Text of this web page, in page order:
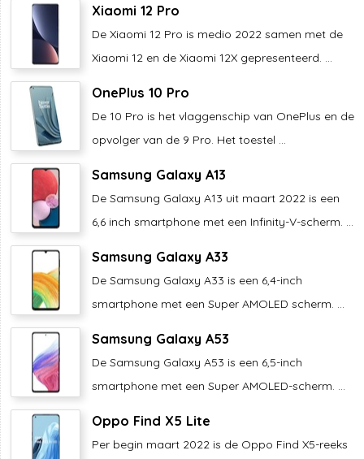
Xiaomi 12 Pro
De Xiaomi 12 Pro is medio 2022 samen met de
Xiaomi 12 en de Xiaomi 12X gepresenteerd. ...
OnePlus 10 Pro
De 10 Pro is het vlaggenschip van OnePlus en de
opvolger van de 9 Pro. Het toestel ...
Samsung Galaxy A13
De Samsung Galaxy A13 uit maart 2022 is een
6,6 inch smartphone met een Infinity-V-scherm. ...
Samsung Galaxy A33
De Samsung Galaxy A33 is een 6,4-inch
smartphone met een Super AMOLED scherm. ...
Samsung Galaxy A53
De Samsung Galaxy A53 is een 6,5-inch
smartphone met een Super AMOLED-scherm. ...
Oppo Find X5 Lite
Per begin maart 2022 is de Oppo Find X5-reeks